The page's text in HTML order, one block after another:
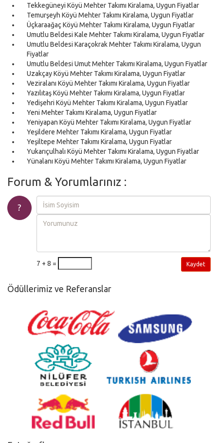
Tekkegüneyi Köyü Mehter Takımı Kiralama, Uygun Fiyatlar
Temurşeyh Köyü Mehter Takımı Kiralama, Uygun Fiyatlar
Üçkaraağaç Köyü Mehter Takımı Kiralama, Uygun Fiyatlar
Umutlu Beldesi Kale Mehter Takımı Kiralama, Uygun Fiyatlar
Umutlu Beldesi Karaçokrak Mehter Takımı Kiralama, Uygun
Fiyatlar
Umutlu Beldesi Umut Mehter Takımı Kiralama, Uygun Fiyatlar
Uzakçay Köyü Mehter Takımı Kiralama, Uygun Fiyatlar
Veziralanı Köyü Mehter Takımı Kiralama, Uygun Fiyatlar
Yazılıtaş Köyü Mehter Takımı Kiralama, Uygun Fiyatlar
Yedişehri Köyü Mehter Takımı Kiralama, Uygun Fiyatlar
Yeni Mehter Takımı Kiralama, Uygun Fiyatlar
Yeniyapan Köyü Mehter Takımı Kiralama, Uygun Fiyatlar
Yeşildere Mehter Takımı Kiralama, Uygun Fiyatlar
Yeşiltepe Mehter Takımı Kiralama, Uygun Fiyatlar
Yukarıçulhalı Köyü Mehter Takımı Kiralama, Uygun Fiyatlar
Yünalanı Köyü Mehter Takımı Kiralama, Uygun Fiyatlar
Forum & Yorumlarınız :
?
7 + 8 = Kaydet
Ödüllerimiz ve Referanslar